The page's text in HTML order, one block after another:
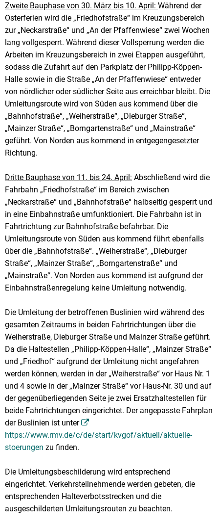
Zweite Bauphase von 30. März bis 10. April: Während der
Osterferien wird die „Friedhofstraße“ im Kreuzungsbereich
zur „Neckarstraße“ und „An der Pfaffenwiese“ zwei Wochen
lang vollgesperrt. Während dieser Vollsperrung werden die
Arbeiten im Kreuzungsbereich in zwei Etappen ausgeführt,
sodass die Zufahrt auf den Parkplatz der Philipp-Köppen-
Halle sowie in die Straße „An der Pfaffenwiese“ entweder
von nördlicher oder südlicher Seite aus erreichbar bleibt. Die
Umleitungsroute wird von Süden aus kommend über die
„Bahnhofstraße“, „Weiherstraße“, „Dieburger Straße“,
„Mainzer Straße“, „Borngartenstraße“ und „Mainstraße“
geführt. Von Norden aus kommend in entgegengesetzter
Richtung.
Dritte Bauphase von 11. bis 24. April: Abschließend wird die
Fahrbahn „Friedhofstraße“ im Bereich zwischen
„Neckarstraße“ und „Bahnhofstraße“ halbseitig gesperrt und
in eine Einbahnstraße umfunktioniert. Die Fahrbahn ist in
Fahrtrichtung zur Bahnhofstraße befahrbar. Die
Umleitungsroute von Süden aus kommend führt ebenfalls
über die „Bahnhofstraße“. „Weiherstraße“, „Dieburger
Straße“, „Mainzer Straße“, „Borngartenstraße“ und
„Mainstraße“. Von Norden aus kommend ist aufgrund der
Einbahnstraßenregelung keine Umleitung notwendig.
Die Umleitung der betroffenen Buslinien wird während des
gesamten Zeitraums in beiden Fahrtrichtungen über die
Weiherstraße, Dieburger Straße und Mainzer Straße geführt.
Da die Haltestellen „Philipp-Köppen-Halle“, „Mainzer Straße“
und „Friedhof“ aufgrund der Umleitung nicht angefahren
werden können, werden in der „Weiherstraße“ vor Haus Nr. 1
und 4 sowie in der „Mainzer Straße“ vor Haus-Nr. 30 und auf
der gegenüberliegenden Seite je zwei Ersatzhaltestellen für
beide Fahrtrichtungen eingerichtet. Der angepasste Fahrplan
der Buslinien ist unter
https://www.rmv.de/c/de/start/kvgof/aktuell/aktuelle-
stoerungen zu finden.
Die Umleitungsbeschilderung wird entsprechend
eingerichtet. Verkehrsteilnehmende werden gebeten, die
entsprechenden Halteverbotsstrecken und die
ausgeschilderten Umleitungsrouten zu beachten.